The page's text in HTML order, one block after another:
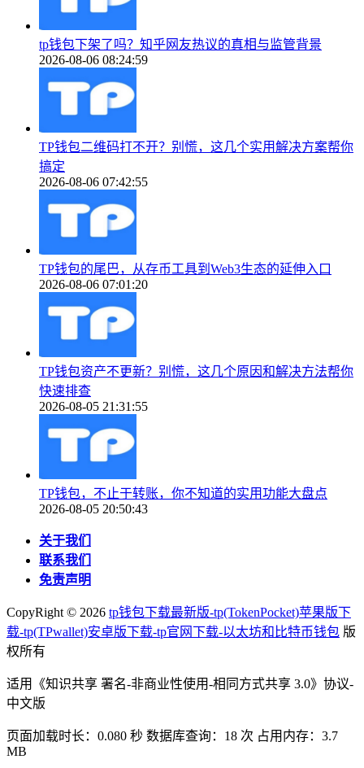
tp钱包下架了吗？知乎网友热议的真相与监管背景
2026-08-06 08:24:59
TP钱包二维码打不开？别慌，这几个实用解决方案帮你
搞定
2026-08-06 07:42:55
TP钱包的尾巴，从存币工具到Web3生态的延伸入口
2026-08-06 07:01:20
TP钱包资产不更新？别慌，这几个原因和解决方法帮你
快速排查
2026-08-05 21:31:55
TP钱包，不止于转账，你不知道的实用功能大盘点
2026-08-05 20:50:43
关于我们
联系我们
免责声明
CopyRight © 2026 tp钱包下载最新版-tp(TokenPocket)苹果版下
载-tp(TPwallet)安卓版下载-tp官网下载-以太坊和比特币钱包 版
权所有
适用《知识共享 署名-非商业性使用-相同方式共享 3.0》协议-
中文版
页面加载时长：0.080 秒 数据库查询：18 次 占用内存：3.7
MB